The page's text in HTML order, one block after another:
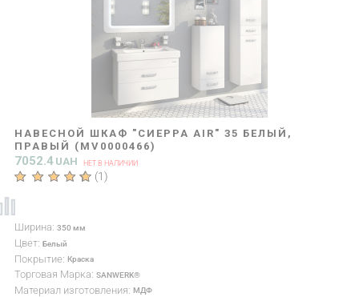
НАВЕСНОЙ ШКАФ "СИЕРРА AIR" 35 БЕЛЫЙ,
ПРАВЫЙ (MV0000466)
(1)
7052.4 UAH НЕТ В НАЛИЧИИ
Ширина: 350 мм
Цвет: Белый
Покрытие: Краска
Торговая Марка: SANWERK®
Материал изготовления: МДФ